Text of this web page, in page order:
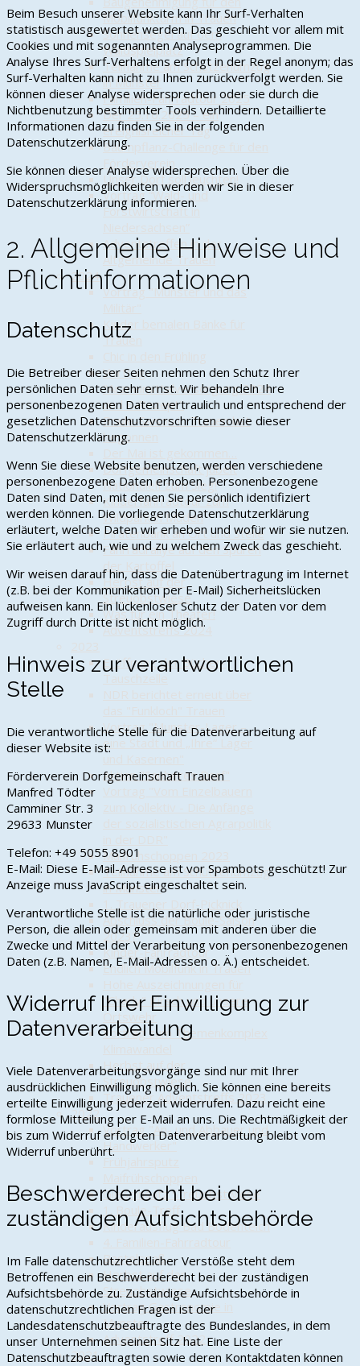
Mobilfunkturm in Trauen
Sonnensegel auf dem
Waldspielplatz
Teilnahme am Schützenumzug
in Munster
Familien-Fahrradtour 2025
Der 25.10.2025 – ein
ereignisreicher Tag
Baumpflanz-Challenge für den
Förderverein
Unser Dorf soll leuchten!
Vortrag “Wald- und
Forstwirtschaft in
Adventstreffen in der
Altgemeinde Trauen
2024
Vortrag "Munster und das
Kinder bemalen Bänke für
Trauen
Vortrag
"Arzneimittelversorgung 2024
und E-Rezept"
Boule-Saison in Trauen hat
begonnen
Dorfgemeinschaft jubelt
Nationalelf zum Sieg!
Kinderfahrradtour zum
Wildpark in Müden
Piratenbank an Ort und Stelle
Fahrradrallye auf den Spuren
der Kartoffel
Herbst auf der
Streuobstwiese
Was für ein Theater!
Adventstreffs 2024
Eröffnung der Bücher-
Vortrag "Munster-Lager –
eine Stadt und „Ihre“ Lager
Aktion "Sauberes Dorf"
Maifrühschoppen 2023
Teilnahme am Schützenumzug
in Munster
Abschluss der Boule-Saison
2023?
Kinder-Fahrradtour
Endlich Mobilfunk in Trauen
"Charly" Kirsch und unsere
Ortswehr
Vortrag zum Themenkomplex
Herbst auf der
Streuobstwiese
Trauener Adventstreffs 2023
2022
Vortrag "An- und Abbauer und
Handwerker"
Gießeinsatz Streuobstwiese
1. Boule-Treff
Kinderausflug Bad Bodenteich
Bastelspaß
Herbst auf der
Streuobstwiese
Vortrag Gastronomie in
Munster
Adventstreff 2022
2021
Beim Besuch unserer Website kann Ihr Surf-Verhalten
statistisch ausgewertet werden. Das geschieht vor allem mit
Cookies und mit sogenannten Analyseprogrammen. Die
Analyse Ihres Surf-Verhaltens erfolgt in der Regel anonym; das
Surf-Verhalten kann nicht zu Ihnen zurückverfolgt werden. Sie
können dieser Analyse widersprechen oder sie durch die
Nichtbenutzung bestimmter Tools verhindern. Detaillierte
Informationen dazu finden Sie in der folgenden
Datenschutzerklärung.
Sie können dieser Analyse widersprechen. Über die
Widerspruchsmöglichkeiten werden wir Sie in dieser
Datenschutzerklärung informieren.
2. Allgemeine Hinweise und
Pflichtinformationen
Datenschutz
Die Betreiber dieser Seiten nehmen den Schutz Ihrer
persönlichen Daten sehr ernst. Wir behandeln Ihre
personenbezogenen Daten vertraulich und entsprechend der
gesetzlichen Datenschutzvorschriften sowie dieser
Datenschutzerklärung.
Wenn Sie diese Website benutzen, werden verschiedene
personenbezogene Daten erhoben. Personenbezogene
Daten sind Daten, mit denen Sie persönlich identifiziert
werden können. Die vorliegende Datenschutzerklärung
erläutert, welche Daten wir erheben und wofür wir sie nutzen.
Sie erläutert auch, wie und zu welchem Zweck das geschieht.
Wir weisen darauf hin, dass die Datenübertragung im Internet
(z.B. bei der Kommunikation per E-Mail) Sicherheitslücken
aufweisen kann. Ein lückenloser Schutz der Daten vor dem
Zugriff durch Dritte ist nicht möglich.
Hinweis zur verantwortlichen
Stelle
Die verantwortliche Stelle für die Datenverarbeitung auf
dieser Website ist:
Förderverein Dorfgemeinschaft Trauen
Manfred Tödter
Camminer Str. 3
29633 Munster
Telefon: +49 5055 8901
E-Mail: Diese E-Mail-Adresse ist vor Spambots geschützt! Zur
Anzeige muss JavaScript eingeschaltet sein.
Verantwortliche Stelle ist die natürliche oder juristische
Person, die allein oder gemeinsam mit anderen über die
Zwecke und Mittel der Verarbeitung von personenbezogenen
Daten (z.B. Namen, E-Mail-Adressen o. Ä.) entscheidet.
Widerruf Ihrer Einwilligung zur
Datenverarbeitung
Viele Datenverarbeitungsvorgänge sind nur mit Ihrer
ausdrücklichen Einwilligung möglich. Sie können eine bereits
erteilte Einwilligung jederzeit widerrufen. Dazu reicht eine
formlose Mitteilung per E-Mail an uns. Die Rechtmäßigkeit der
bis zum Widerruf erfolgten Datenverarbeitung bleibt vom
Widerruf unberührt.
Beschwerderecht bei der
zuständigen Aufsichtsbehörde
Im Falle datenschutzrechtlicher Verstöße steht dem
Betroffenen ein Beschwerderecht bei der zuständigen
Aufsichtsbehörde zu. Zuständige Aufsichtsbehörde in
datenschutzrechtlichen Fragen ist der
Landesdatenschutzbeauftragte des Bundeslandes, in dem
unser Unternehmen seinen Sitz hat. Eine Liste der
Datenschutzbeauftragten sowie deren Kontaktdaten können